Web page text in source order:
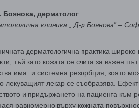
Боянова, дерматолог
клиника „ Д-р Боянова” –
дерматологична практика
тъй като кожата се счита за важен
имат и системна резорбция, която
лекуващият лекар се съобразява.
и придържането на пациента към
равномерно върху кожната